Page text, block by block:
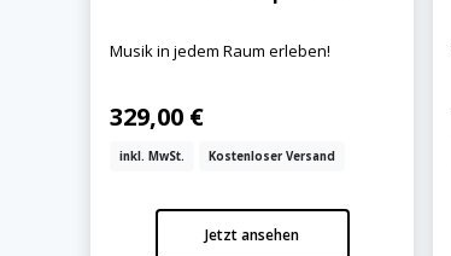
Musik in jedem Raum erleben!
329,00 €
inkl. MwSt. Kostenloser Versand
Jetzt ansehen